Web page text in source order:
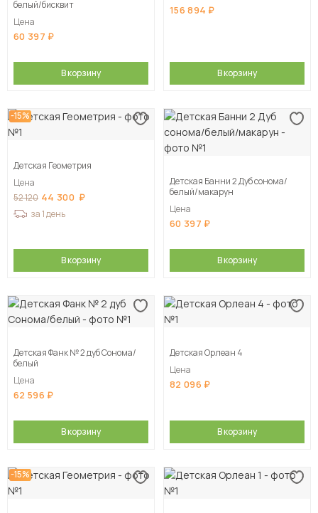
белый/бисквит
Цена
60 397
В корзину
156 894
В корзину
-15%
Детская Геометрия
Цена
52 120 44 300
за 1 день
В корзину
Детская Банни 2 Дуб сонома/
белый/макарун
Цена
60 397
В корзину
Детская Фанк № 2 дуб Сонома/
белый
Цена
62 596
В корзину
Детская Орлеан 4
Цена
82 096
В корзину
-15%